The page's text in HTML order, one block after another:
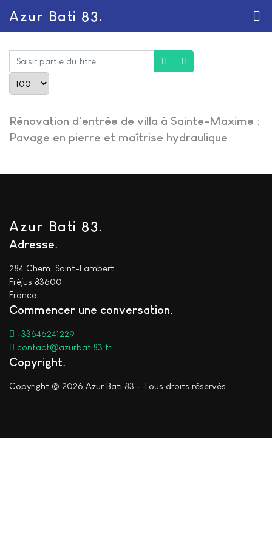
Azur Bati 83.
Saisir partie du titre
Rénovation d'entrée de villa à Sainte-Maxime :
Pavage en pierre et maîtrise hydraulique
Azur Bati 83.
Adresse
284 Chem. Saint-Lambert
Fréjus 83600
France
Commencer une conversation
+33646241229
contact@azurbati83.fr
Copyright
Copyright © 2026 Azur Bati 83 - Tous droits réservés